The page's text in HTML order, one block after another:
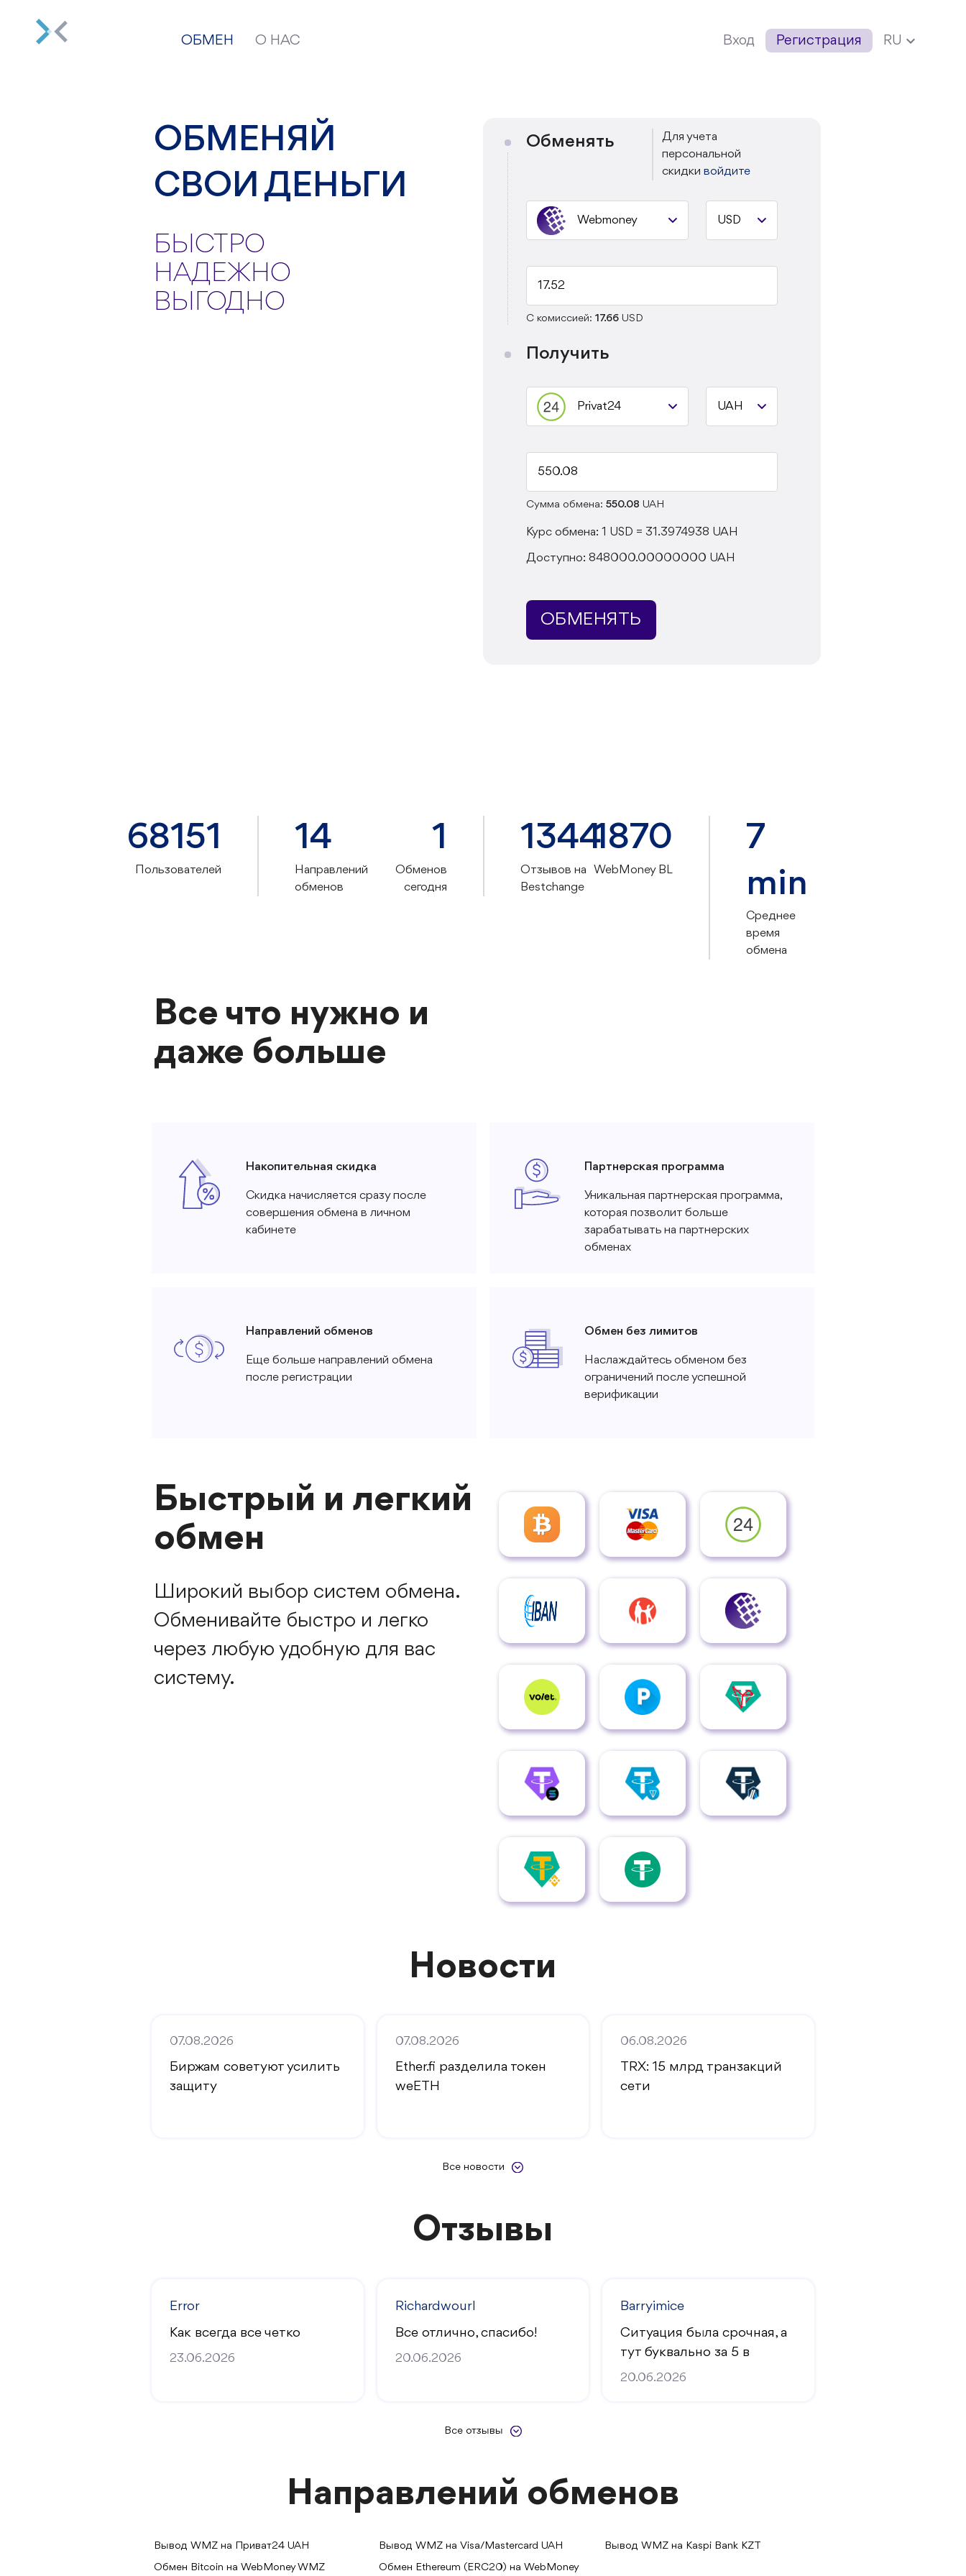
ОБМЕН О НАС Вход Регистрация RU expand_more
ОБМЕНЯЙ
СВОИ ДЕНЬГИ
БЫСТРО
НАДЕЖНО
ВЫГОДНО
Обменять
Для учета
персональной
скидкивойдите
С комиссией: 17.66 USD
Получить
Сумма обмена: 550.08 UAH
Курс обмена: 1 USD = 31.3974938 UAH
Доступно: 848000.00000000 UAH
ОБМЕНЯТЬ
68151
Пользователей
14
Направлений
обменов
1
Обменов
сегодня
1344
Отзывов на
Bestchange
1870
WebMoney BL
7
min
Среднее
время
обмена
Все что нужно и
даже больше
Накопительная скидка
Скидка начисляется сразу после
совершения обмена в личном
кабинете
Партнерская программа
Уникальная партнерская программа,
которая позволит больше
зарабатывать на партнерских
обменах
Направлений обменов
Еще больше направлений обмена
после регистрации
Обмен без лимитов
Наслаждайтесь обменом без
ограничений после успешной
верификации
Быстрый и легкий
обмен
Широкий выбор систем обмена.
Обменивайте быстро и легко
через любую удобную для вас
систему.
Новости
07.08.2026
Биржам советуют усилить
защиту
07.08.2026
Ether.fi разделила токен
weETH
06.08.2026
TRX: 15 млрд транзакций
сети
Все новости
Отзывы
Error
Как всегда все четко
23.06.2026
Richardwourl
Все отлично, спасибо!
20.06.2026
Barryimice
Ситуация была срочная, а
тут буквально за 5 в
20.06.2026
Все отзывы
Направлений обменов
Вывод WMZ на Приват24 UAH Вывод WMZ на Visa/Mastercard UAH
Вывод WMZ на Kaspi Bank KZT
Обмен Bitcoin на WebMoney WMZ
Обмен Ethereum (ERC20) на WebMoney